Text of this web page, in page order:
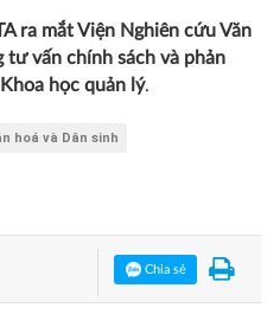
ra mắt Viện Nghiên cứu Văn
tư vấn chính sách và phản
Khoa học quản lý.
hoá và Dân sinh
Chia sẻ